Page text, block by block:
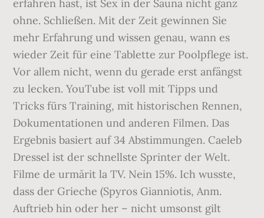
erfahren hast, ist Sex in der Sauna nicht ganz
ohne. Schließen. Mit der Zeit gewinnen Sie
mehr Erfahrung und wissen genau, wann es
wieder Zeit für eine Tablette zur Poolpflege ist.
Vor allem nicht, wenn du gerade erst anfängst
zu lecken. YouTube ist voll mit Tipps und
Tricks fürs Training, mit historischen Rennen,
Dokumentationen und anderen Filmen. Das
Ergebnis basiert auf 34 Abstimmungen. Caeleb
Dressel ist der schnellste Sprinter der Welt.
Filme de urmărit la TV. Nein 15%. Ich wusste,
dass der Grieche (Spyros Gianniotis, Anm.
Auftrieb hin oder her – nicht umsonst gilt